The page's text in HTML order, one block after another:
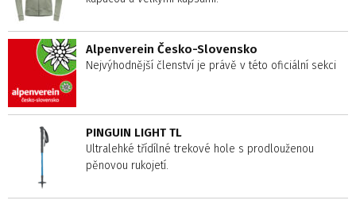
Alpenverein Česko-Slovensko
Nejvýhodnější členství je právě v této oficiální sekci
PINGUIN LIGHT TL
Ultralehké třídílné trekové hole s prodlouženou
pěnovou rukojetí.